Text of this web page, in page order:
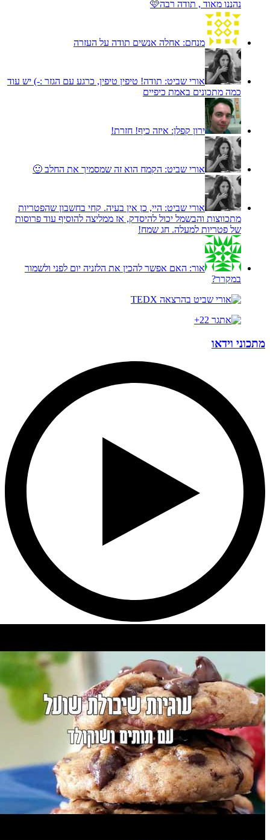
נהננו מאוד , תודה רבה🩷
מנחם: אחלה אנשים תודה על העזרה
אורי שביט: תודה! טיפין טיפין, כרגע עם הגזר :-) יש עוד
כמה מתכונים באמת כיפיים
ירון קפלן: איזה כיף! חזרת!
אורי שביט: הקמח הוא זה שמסמיך את החלב 🙂
אורי שביט: היי, כן אין בעיה. קחי בחשבון שהפטריות
מתכווצות והבשמל יכול להיסדק, אז ממליצה להוסיף עוד פרוסות
של פטריות למעלה. חג שמח!
אור: האם אפשר להכין את הלזניה יום לפני ולשמור
במקרר?
מתכוני וידאו